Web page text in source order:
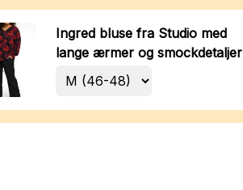
Ingred bluse fra Studio med
lange ærmer og smockdetaljer